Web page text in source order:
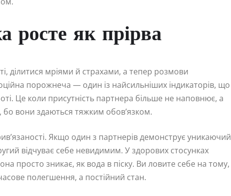
росте як прірва
ділитися мріями й страхами, а тепер розмови
порожнеча — один із найсильніших індикаторів, що
Це коли присутність партнера більше не наповнює, а
бо вони здаються тяжким обов’язком.
Якщо один з партнерів демонструє уникаючий
відчуває себе невидимим. У здорових стосунках
просто зникає, як вода в піску. Ви ловите себе на тому,
полегшення, а постійний стан.